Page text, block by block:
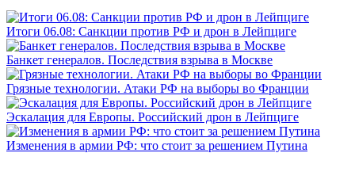
Итоги 06.08: Санкции против РФ и дрон в Лейпциге
Банкет генералов. Последствия взрыва в Москве
Грязные технологии. Атаки РФ на выборы во Франции
Эскалация для Европы. Российский дрон в Лейпциге
Изменения в армии РФ: что стоит за решением Путина